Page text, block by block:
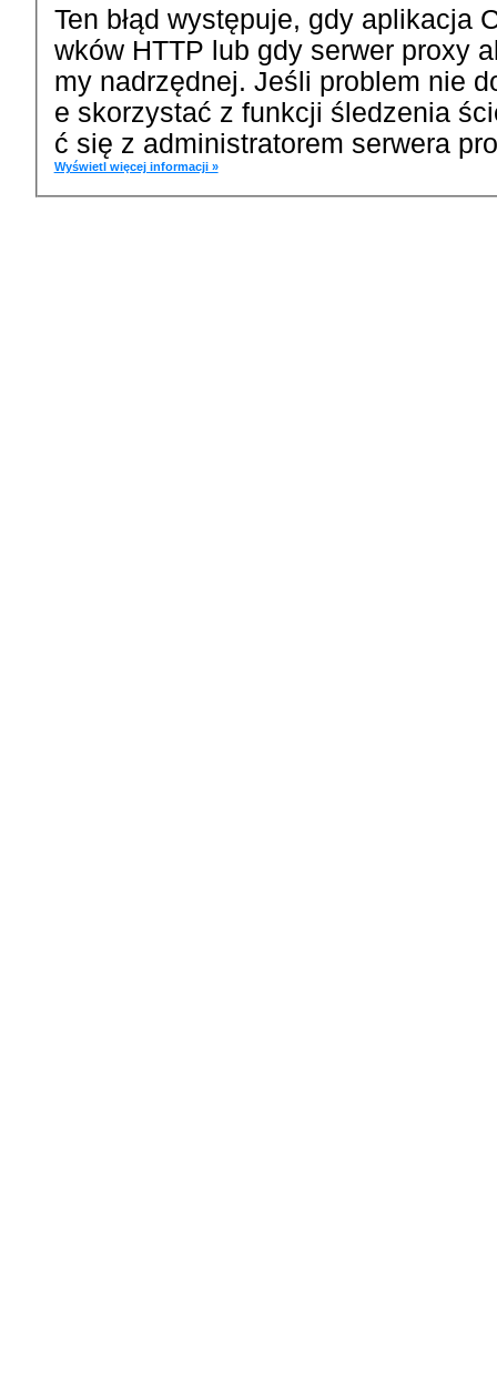
Ten błąd występuje, gdy aplikacja
wków HTTP lub gdy serwer proxy
my nadrzędnej. Jeśli problem nie
e skorzystać z funkcji śledzenia
ć się z administratorem serwera
Wyświetl więcej informacji »